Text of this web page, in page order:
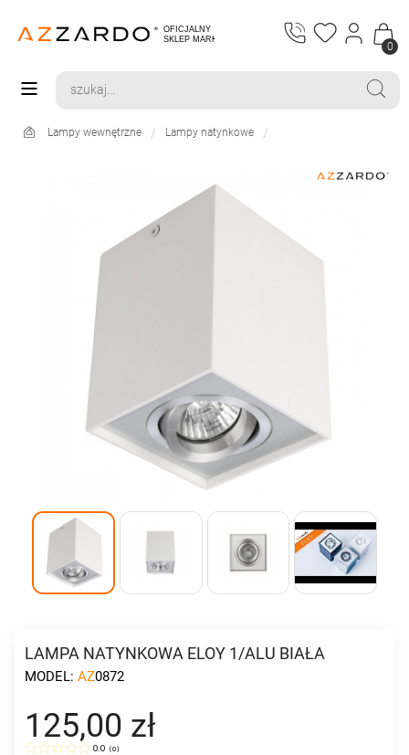
0
Lampy wewnętrzne Lampy natynkowe
LAMPA NATYNKOWA ELOY 1/ALU BIAŁA
MODEL: AZ0872
125,00 zł
0.0 (0)